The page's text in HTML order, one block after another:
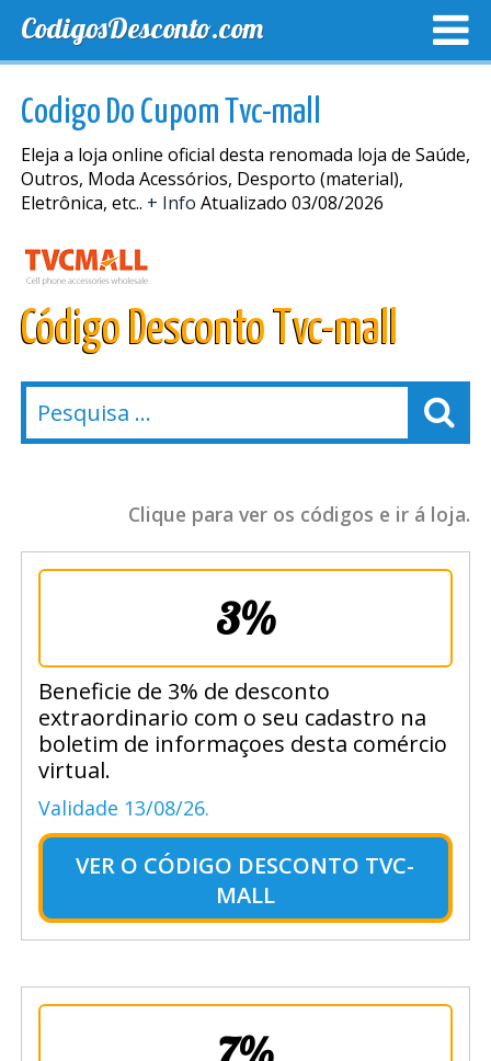
CodigosDesconto.com
Codigo Do Cupom Tvc-mall
Eleja a loja online oficial desta renomada loja de Saúde,
Outros, Moda Acessórios, Desporto (material),
Eletrônica, etc.. + Info Atualizado 03/08/2026
Código Desconto Tvc-mall
Clique para ver os códigos e ir á loja.
3%
Beneficie de 3% de desconto
extraordinario com o seu cadastro na
boletim de informaçoes desta comércio
virtual.
Validade 13/08/26.
VER O CÓDIGO DESCONTO TVC-
MALL